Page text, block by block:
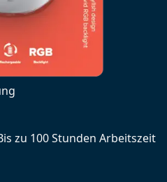
zu 100 Stunden Arbeitszeit